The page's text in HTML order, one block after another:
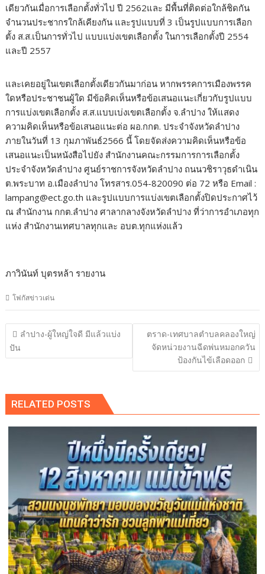
เดียวกันเมื่อการเลือกตั้งทั่วไป ปี 2562และ มีพื้นที่ติดต่อใกล้ชิดกัน
จำนวนประชากรใกล้เคียงกัน และรูปแบบที่ 3 เป็นรูปแบบการเลือก
ตั้ง ส.ส.เป็นการทั่วไป แบบแบ่งเขตเลือกตั้ง ในการเลือกตั้งปี 2554
และปี 2557
และเคยอยู่ในเขตเลือกตั้งเดียวกันมาก่อน หากพรรคการเมืองพรรค
ใดหรือประชาชนผู้ใด มีข้อคิดเห็นหรือข้อเสนอแนะเกี่ยวกับรูปแบบ
การแบ่งเขตเลือกตั้ง ส.ส.แบบเบ่งเขตเลือกตั้ง จ.ลำปาง ให้แสดง
ความคิดเห็นหรือข้อเสนอแนะต่อ ผอ.กกต. ประจำจังหวัดลำปาง
ภายในวันที่ 13 กุมภาพันธ์​2566 นี้ โดยจัดส่งความคิดเห็นหรือข้อ
เสนอแนะเป็นหนังสือไปยัง สำนักงานคณะกรรมการการเลือกตั้ง
ประจำจังหวัดลำปาง ศูนย์ราชการจังหวัดลำปาง ถนนวชิราวุธดำเนิน
ต.พระบาท อ.เมืองลำปาง โทรสาร.054-820090 ต่อ 72 หรือ Email :
lampang@ect.go.th และรูปแบบการแบ่งเขตเลือกตั้งปิดประกาศไว้
ณ สำนักงาน กกต.ลำปาง ศาลากลางจังหวัดลำปาง ที่ว่าการอำเภอทุก
แห่ง สำนักงานเทศบาลทุกและ อบต.ทุกแห่งแล้ว
ภาวิ​นันท์​ บุตร​หล้า​ รายงาน
โฟกัสข่าวเด่น
แนะแนว
เรื่อง
ลำปาง-ผู้ใหญ่ใจดี มีแล้วแบ่ง
ปัน
ตราด-เทศบาลตําบลคลองใหญ่
จัดหน่วยงานฉีดพ่นหมอกควัน
ป้องกันไข้เลือดออก
RELATED POSTS